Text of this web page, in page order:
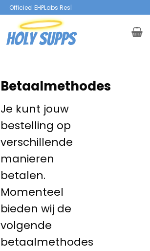
Officieel EHPLabs|
Betaalmethodes
Je kunt jouw
bestelling op
verschillende
manieren
betalen.
Momenteel
bieden wij de
volgende
betaalmethodes